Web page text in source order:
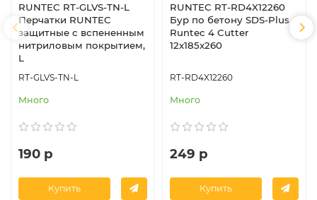
RUNTEC RT-GLVS-TN-L
Перчатки RUNTEC
защитные с вспененным
нитриловым покрытием,
L
RT-GLVS-TN-L
Много
190 р
Купить
RUNTEC RT-RD4X12260
Бур по бетону SDS-Plus
Runtec 4 Cutter
12x185x260
RT-RD4X12260
Много
249 р
Купить